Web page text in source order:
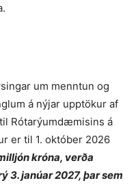
um menntun og
á nýjar upptökur af
Rótarýumdæmisins á
er til 1. október 2026
króna, verða
3. janúar 2027, þar sem